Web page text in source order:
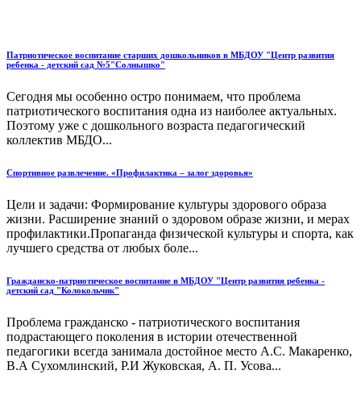
Патриотическое воспитание старших дошкольников в МБДОУ "Центр развития
ребенка - детский сад №5"Солнышко"
Сегодня мы особенно остро понимаем, что проблема
патриотического воспитания одна из наиболее актуальных.
Поэтому уже с дошкольного возраста педагогический
коллектив МБДО...
Спортивное развлечение. «Профилактика – залог здоровья»
Цели и задачи: Формирование культуры здорового образа
жизни. Расширение знаний о здоровом образе жизни, и мерах
профилактики.Пропаганда физической культуры и спорта, как
лучшего средства от любых боле...
Гражданско-патриотическое воспитание в МБДОУ "Центр развития ребенка -
детский сад "Колокольчик"
Проблема гражданско - патриотического воспитания
подрастающего поколения в истории отечественной
педагогики всегда занимала достойное место А.С. Макаренко,
В.А Сухомлинский, Р.И Жуковская, А. П. Усова...